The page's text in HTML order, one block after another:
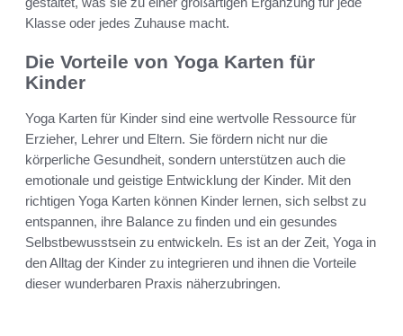
Klasse oder jedes Zuhause macht.
Die Vorteile von Yoga Karten für
Kinder
Yoga Karten für Kinder sind eine wertvolle Ressource für
Erzieher, Lehrer und Eltern. Sie fördern nicht nur die
körperliche Gesundheit, sondern unterstützen auch die
emotionale und geistige Entwicklung der Kinder. Mit den
richtigen Yoga Karten können Kinder lernen, sich selbst zu
entspannen, ihre Balance zu finden und ein gesundes
Selbstbewusstsein zu entwickeln. Es ist an der Zeit, Yoga in
den Alltag der Kinder zu integrieren und ihnen die Vorteile
dieser wunderbaren Praxis näherzubringen.